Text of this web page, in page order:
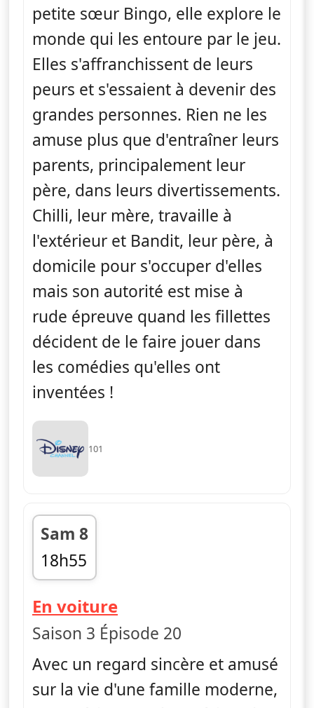
petite sœur Bingo, elle explore le
monde qui les entoure par le jeu.
Elles s'affranchissent de leurs
peurs et s'essaient à devenir des
grandes personnes. Rien ne les
amuse plus que d'entraîner leurs
parents, principalement leur
père, dans leurs divertissements.
Chilli, leur mère, travaille à
l'extérieur et Bandit, leur père, à
domicile pour s'occuper d'elles
mais son autorité est mise à
rude épreuve quand les fillettes
décident de le faire jouer dans
les comédies qu'elles ont
inventées !
101
Sam 8
18h55
fin 19h00
En voiture— Bluey
Saison 3 Épisode 20
Avec un regard sincère et amusé
sur la vie d'une famille moderne,